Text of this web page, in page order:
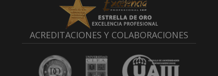
ACREDITACIONES Y COLABORACIONES